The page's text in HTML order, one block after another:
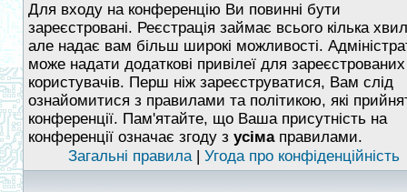
Для входу на конференцію Ви повинні бути
зареєстровані. Реєстрація займає всього кілька
але надає вам більш широкі можливості.
може надати додаткові привілеї для зареєстрованих
користувачів. Перш ніж зареєструватися, Вам слід
ознайомитися з правилами та політикою, які
конференції. Пам'ятайте, що Ваша присутність на
конференції означає згоду з усімаправилами.
Загальні правила| Угода про конфіденційність